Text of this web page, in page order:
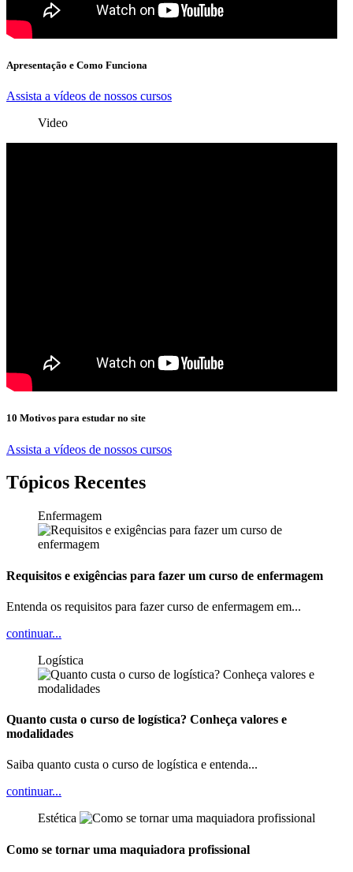
Apresentação e Como Funciona
Assista a vídeos de nossos cursos
Video
10 Motivos para estudar no site
Assista a vídeos de nossos cursos
Tópicos Recentes
Enfermagem
Requisitos e exigências para fazer um curso de enfermagem
Entenda os requisitos para fazer curso de enfermagem em...
continuar...
Logística
Quanto custa o curso de logística? Conheça valores e
modalidades
Saiba quanto custa o curso de logística e entenda...
continuar...
Estética
Como se tornar uma maquiadora profissional